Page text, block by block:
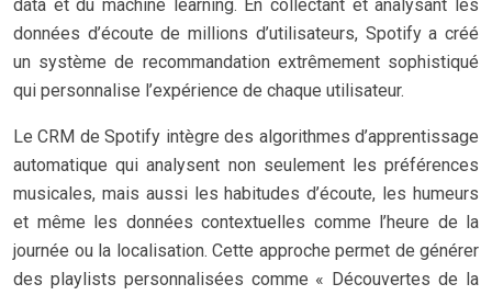
data et du machine learning. En collectant et analysant les
données d’écoute de millions d’utilisateurs, Spotify a créé
un système de recommandation extrêmement sophistiqué
qui personnalise l’expérience de chaque utilisateur.
Le CRM de Spotify intègre des algorithmes d’apprentissage
automatique qui analysent non seulement les préférences
musicales, mais aussi les habitudes d’écoute, les humeurs
et même les données contextuelles comme l’heure de la
journée ou la localisation. Cette approche permet de générer
des playlists personnalisées comme « Découvertes de la